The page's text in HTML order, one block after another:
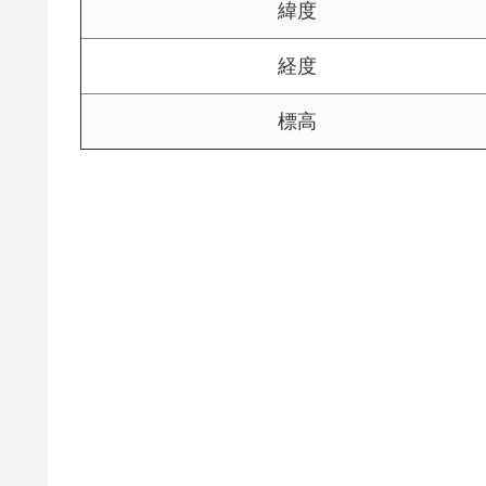
緯度
経度
標高